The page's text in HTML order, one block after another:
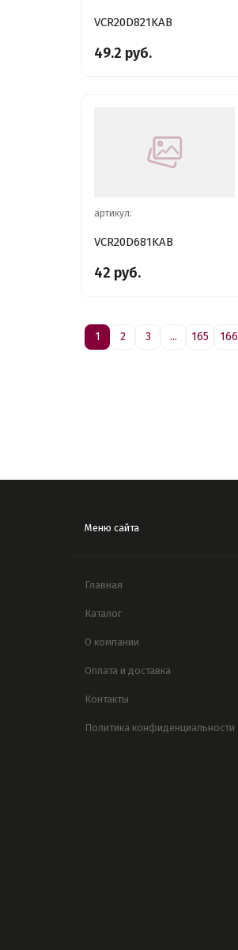
VCR20D821KAB
49.2 руб.
артикул:
VCR20D681KAB
42 руб.
1 2 3 ... 165 166
Меню сайта
Главная
Каталог
О компании
Оплата и доставка
Контакты
Политика конфиденциальности